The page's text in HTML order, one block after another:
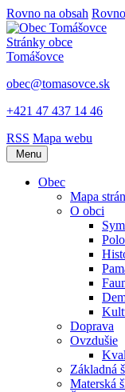
Rovno na obsah
Stránky obce
Tomášovce
obec@tomasovce.sk
+421 47 437 14 46
RSS Mapa webu
Menu
Obec
Mapa
O obci
Doprava
Ovzdušie
Základná
Materská